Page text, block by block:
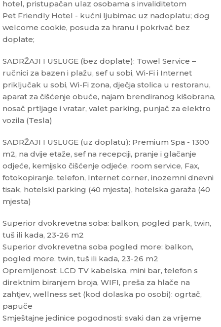
hotel, pristupačan ulaz osobama s invaliditetom
Pet Friendly Hotel - kućni ljubimac uz nadoplatu; dog
welcome cookie, posuda za hranu i pokrivač bez
doplate;
SADRŽAJI I USLUGE (bez doplate): Towel Service –
ručnici za bazen i plažu, sef u sobi, Wi-Fi i Internet
priključak u sobi, Wi-Fi zona, dječja stolica u restoranu,
aparat za čišćenje obuće, najam brendiranog kišobrana,
nosač prtljage i vratar, valet parking, punjač za elektro
vozila (Tesla)
SADRŽAJI I USLUGE (uz doplatu): Premium Spa - 1300
m2, na dvije etaže, sef na recepciji, pranje i glačanje
odjeće, kemijsko čišćenje odjeće, room service, Fax,
fotokopiranje, telefon, Internet corner, inozemni dnevni
tisak, hotelski parking (40 mjesta), hotelska garaža (40
mjesta)
Superior dvokrevetna soba: balkon, pogled park, twin,
tuš ili kada, 23-26 m2
Superior dvokrevetna soba pogled more: balkon,
pogled more, twin, tuš ili kada, 23-26 m2
Opremljenost: LCD TV kabelska, mini bar, telefon s
direktnim biranjem broja, WIFI, preša za hlače na
zahtjev, wellness set (kod dolaska po osobi): ogrtač,
papuče
Smještajne jedinice pogodnosti: svaki dan za vrijeme